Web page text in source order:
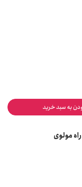
به سبد خرید
مولوی